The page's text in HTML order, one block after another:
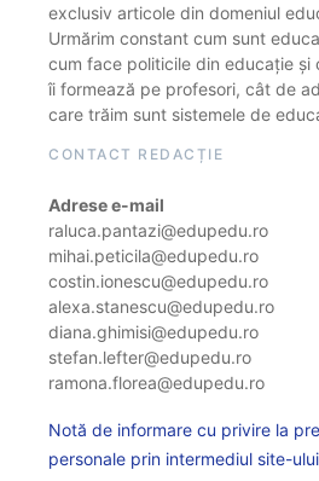
exclusiv articole din domeniul
Urmărim constant cum sunt
cum face politicile din educație și
îi formează pe profesori, cât de
care trăim sunt sistemele de
CONTACT REDACȚIE
Adrese e-mail
raluca.pantazi@edupedu.ro
mihai.peticila@edupedu.ro
costin.ionescu@edupedu.ro
alexa.stanescu@edupedu.ro
diana.ghimisi@edupedu.ro
stefan.lefter@edupedu.ro
ramona.florea@edupedu.ro
Notă de informare cu privire la
personale prin intermediul site-ului